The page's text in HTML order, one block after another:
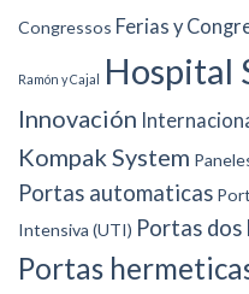
Congressos Ferias y
Ramón y Cajal Hospital
Innovación
Kompak System
Portas automaticas
Intensiva (UTI) Portas
Portas